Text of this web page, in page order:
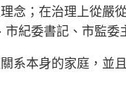
念；在治理上從嚴
紀委書記、市監委
系本身的家庭，並